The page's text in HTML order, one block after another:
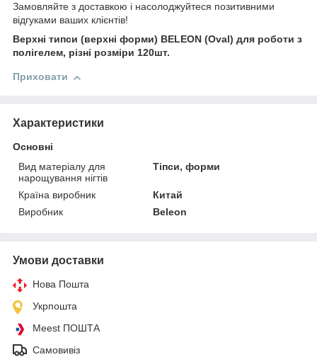
Замовляйте з доставкою і насолоджуйтеся позитивними
відгуками ваших клієнтів!
Верхні типси (верхні форми) BELEON (Oval) для роботи з
полігелем, різні розміри 120шт.
Приховати
Характеристики
Основні
Вид матеріалу для
нарощування нігтів
Тіпси, форми
Країна виробник
Китай
Виробник
Beleon
Умови доставки
Нова Пошта
Укрпошта
Meest ПОШТА
Самовивіз